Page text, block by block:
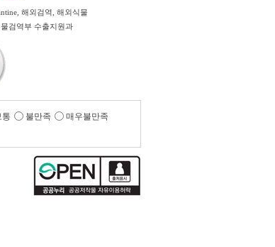
해외검역, 해외식물
검역부 수출지원과
통 불만족 매우불만족